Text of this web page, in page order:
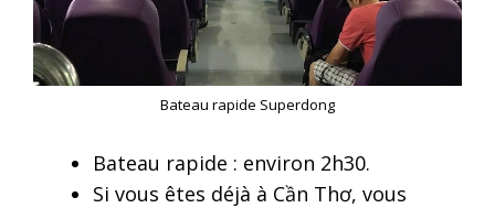
Bateau rapide Superdong
Bateau rapide : environ 2h30.
Si vous êtes déjà à Cần Thơ, vous